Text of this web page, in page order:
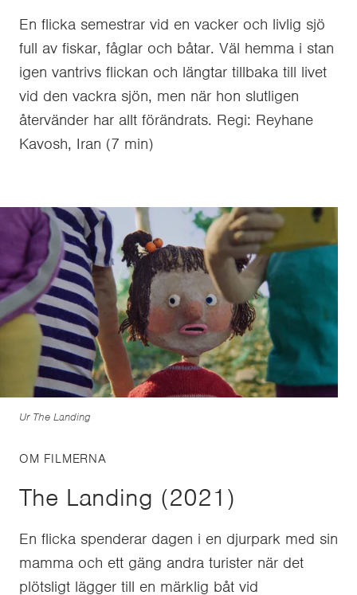
En flicka semestrar vid en vacker och livlig sjö
full av fiskar, fåglar och båtar. Väl hemma i stan
igen vantrivs flickan och längtar tillbaka till livet
vid den vackra sjön, men när hon slutligen
återvänder har allt förändrats. Regi: Reyhane
Kavosh, Iran (7 min)
OM FILMERNA
The Landing (2021)
En flicka spenderar dagen i en djurpark med sin
mamma och ett gäng andra turister när det
plötsligt lägger till en märklig båt vid
Ur The Landing